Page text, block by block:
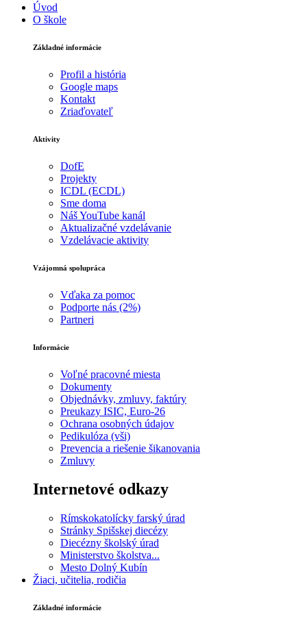
Úvod
O škole
Základné informácie
Profil a história
Google maps
Kontakt
Zriaďovateľ
Aktivity
DofE
Projekty
ICDL (ECDL)
Sme doma
Náš YouTube kanál
Aktualizačné vzdelávanie
Vzdelávacie aktivity
Vzájomná spolupráca
Vďaka za pomoc
Podporte nás (2%)
Partneri
Informácie
Voľné pracovné miesta
Dokumenty
Objednávky, zmluvy, faktúry
Preukazy ISIC, Euro-26
Ochrana osobných údajov
Pedikulóza (vši)
Prevencia a riešenie šikanovania
Zmluvy
Internetové odkazy
Rímskokatolícky farský úrad
Stránky Spišskej diecézy
Diecézny školský úrad
Ministerstvo školstva...
Mesto Dolný Kubín
Žiaci, učitelia, rodičia
Základné informácie